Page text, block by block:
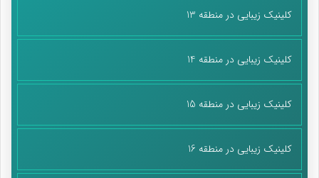
کلینیک زیبایی در منطقه 13
کلینیک زیبایی در منطقه 14
کلینیک زیبایی در منطقه 15
کلینیک زیبایی در منطقه 16